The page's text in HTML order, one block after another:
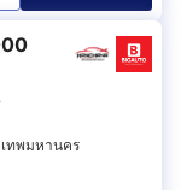
ทพมหานคร